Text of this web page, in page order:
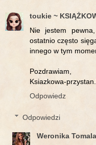
toukie ~
Nie jestem
ostatnio często
innego w tym
Pozdrawiam,
Ksiazkowa-
Odpowiedz
Odpowiedzi
Weronika Tomala